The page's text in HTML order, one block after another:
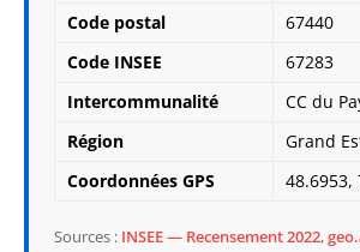
Code postal
67440
Code INSEE
67283
Intercommunalité
CC du
Région
Grand
Coordonnées GPS
48.6953,
Sources : INSEE — Recensement 2022,